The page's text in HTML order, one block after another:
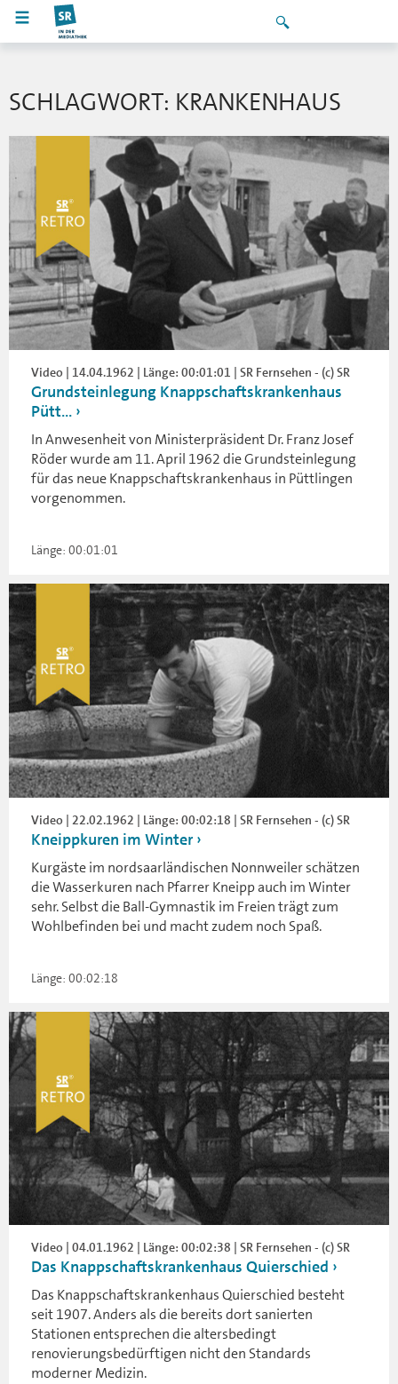
SCHLAGWORT: KRANKENHAUS
Video | 14.04.1962 | Länge: 00:01:01 | SR Fernsehen - (c) SR
Grundsteinlegung Knappschaftskrankenhaus
Pütt...
In Anwesenheit von Ministerpräsident Dr. Franz Josef
Röder wurde am 11. April 1962 die Grundsteinlegung
für das neue Knappschaftskrankenhaus in Püttlingen
vorgenommen.
Länge: 00:01:01
Video | 22.02.1962 | Länge: 00:02:18 | SR Fernsehen - (c) SR
Kneippkuren im Winter
Kurgäste im nordsaarländischen Nonnweiler schätzen
die Wasserkuren nach Pfarrer Kneipp auch im Winter
sehr. Selbst die Ball-Gymnastik im Freien trägt zum
Wohlbefinden bei und macht zudem noch Spaß.
Länge: 00:02:18
Video | 04.01.1962 | Länge: 00:02:38 | SR Fernsehen - (c) SR
Das Knappschaftskrankenhaus Quierschied
Das Knappschaftskrankenhaus Quierschied besteht
seit 1907. Anders als die bereits dort sanierten
Stationen entsprechen die altersbedingt
renovierungsbedürftigen nicht den Standards
moderner Medizin.